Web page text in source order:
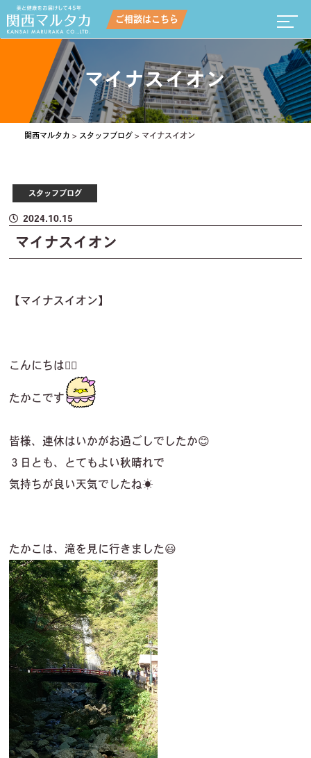
ご相談はこちら
マイナスイオン
関西マルタカ > スタッフブログ > マイナスイオン
スタッフブログ
2024.10.15
マイナスイオン
【マイナスイオン】
こんにちは🙋‍♀️
たかこです
皆様、連休はいかがお過ごしでしたか😊
３日とも、とてもよい秋晴れで
気持ちが良い天気でしたね☀
たかこは、滝を見に行きました😃